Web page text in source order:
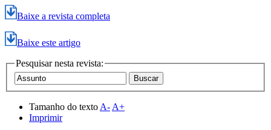
Baixe a revista completa
Baixe este artigo
Pesquisar nesta revista:
Tamanho do texto A- A+
Imprimir